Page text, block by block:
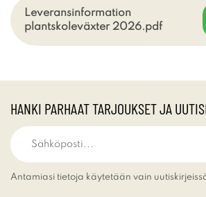
Leveransinformation
plantskoleväxter 2026.pdf
HANKI PARHAAT TARJOUKSET JA
Antamiasi tietoja käytetään vain